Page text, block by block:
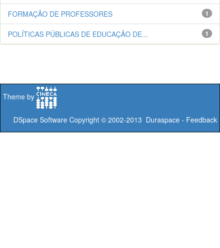
1
FORMAÇÃO DE PROFESSORES
1
POLÍTICAS PÚBLICAS DE EDUCAÇÃO DE...
Theme by
DSpace Software Copyright © 2002-2013 Duraspace - Feedback